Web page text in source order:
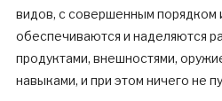
видов, с совершенным порядком
обеспечиваются и наделяются
продуктами, внешностями,
навыками, и при этом ничего не